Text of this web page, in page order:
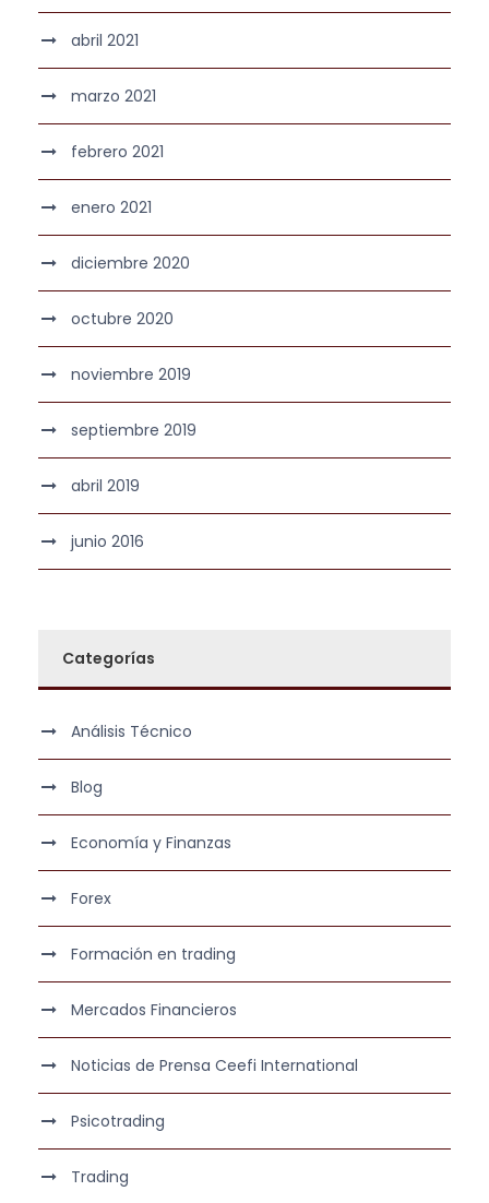
abril 2021
marzo 2021
febrero 2021
enero 2021
diciembre 2020
octubre 2020
noviembre 2019
septiembre 2019
abril 2019
junio 2016
Categorías
Análisis Técnico
Blog
Economía y Finanzas
Forex
Formación en trading
Mercados Financieros
Noticias de Prensa Ceefi International
Psicotrading
Trading